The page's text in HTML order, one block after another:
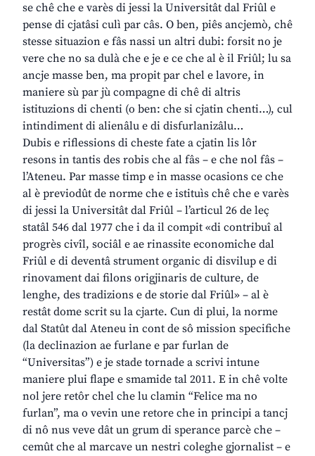
se chê che e varès di jessi la Universitât dal Friûl e
pense di cjatâsi culì par câs. O ben, piês ancjemò, chê
stesse situazion e fâs nassi un altri dubi: forsit no je
vere che no sa dulà che e je e ce che al è il Friûl; lu sa
ancje masse ben, ma propit par chel e lavore, in
maniere sù par jù compagne di chê di altris
istituzions di chenti (o ben: che si cjatin chenti…), cul
intindiment di alienâlu e di disfurlanizâlu…
Dubis e riflessions di cheste fate a cjatin lis lôr
resons in tantis des robis che al fâs – e che nol fâs –
l’Ateneu. Par masse timp e in masse ocasions ce che
al è previodût de norme che e istituìs chê che e varès
di jessi la Universitât dal Friûl – l’articul 26 de leç
statâl 546 dal 1977 che i da il compit «di contribuî al
progrès civîl, sociâl e ae rinassite economiche dal
Friûl e di deventâ strument organic di disvilup e di
rinovament dai filons origjinaris de culture, de
lenghe, des tradizions e de storie dal Friûl» – al è
restât dome scrit su la cjarte. Cun di plui, la norme
dal Statût dal Ateneu in cont de sô mission specifiche
(la declinazion ae furlane e par furlan de
“Universitas”) e je stade tornade a scrivi intune
maniere plui flape e smamide tal 2011. E in chê volte
nol jere retôr chel che lu clamin “Felice ma no
furlan”, ma o vevin une retore che in principi a tancj
di nô nus veve dât un grum di sperance parcè che –
cemût che al marcave un nestri coleghe gjornalist – e